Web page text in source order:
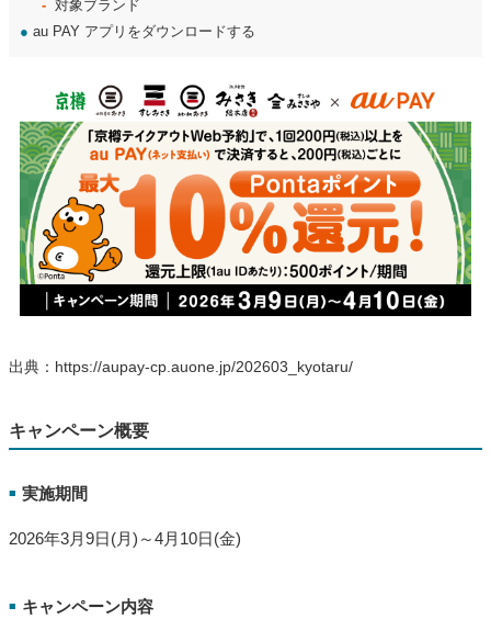
対象ブランド
● au PAY アプリをダウンロードする
出典：https://aupay-cp.auone.jp/202603_kyotaru/
キャンペーン概要
■ 実施期間
2026年3月9日(月)～4月10日(金)
■ キャンペーン内容